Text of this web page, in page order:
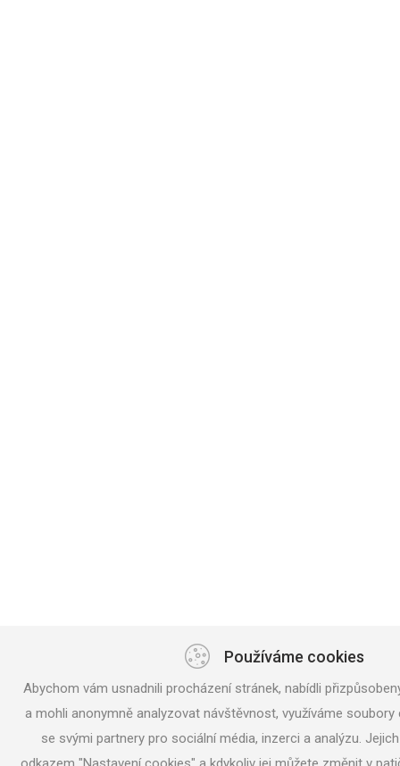
Používáme cookies
Abychom vám usnadnili procházení stránek, nabídli
a mohli anonymně analyzovat návštěvnost, využíváme
se svými partnery pro sociální média, inzerci a analýzu.